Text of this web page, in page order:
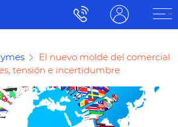
El nuevo molde del comercial
tensión e incertidumbre